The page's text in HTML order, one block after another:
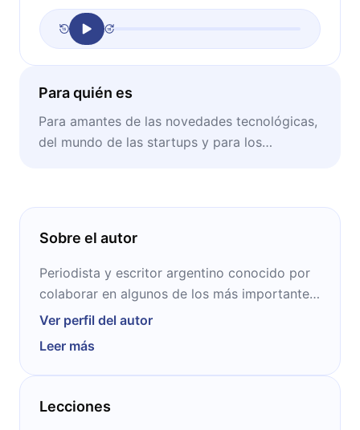
Para quién es
Para amantes de las novedades tecnológicas,
del mundo de las startups y para los
Sobre el autor
Periodista y escritor argentino conocido por
colaborar en algunos de los más importantes
medios de comunicación a nivel internacional,
Post y la BBC, entre otros. Fue elegido por
Forbes como uno de los “500 periodistas más
importantes”.
Ver perfil del autor
Leer más
Lecciones